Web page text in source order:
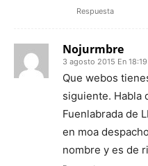
Respuesta
Nojurmbre
3 agosto 2015 En 18:19
Que webos
siguiente. Habla
Fuenlabrada de
en moa
nombre y es de